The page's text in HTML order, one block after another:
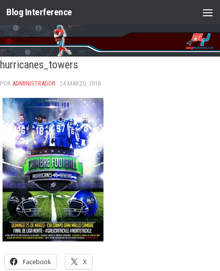
Saltar al contenido
Blog Interference
hurricanes_towers
POR ADMINISTRADOR · 24 MARZO, 2018
Facebook X